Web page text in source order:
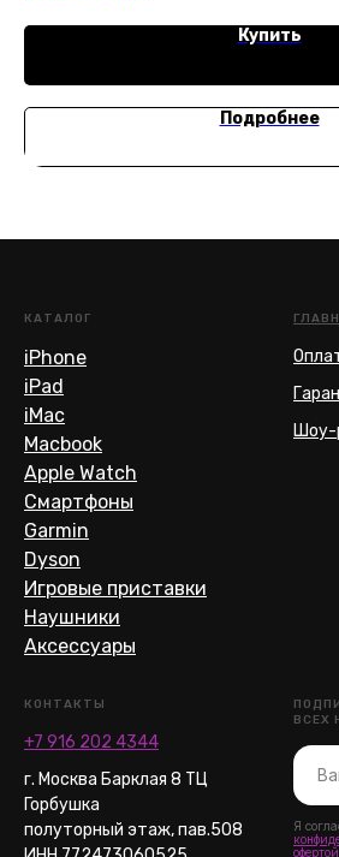
Купить
Подробнее
КАТАЛОГ
iPhone
iPad
iMac
Macbook
Apple Watch
Смартфоны
Garmin
Dyson
Игровые приставки
Наушники
Аксессуары
Шоу-
КОНТАКТЫ
+7 916 202 4344
г. Москва Барклая 8 ТЦ
Горбушка
полуторный этаж, пав.508
ВСЕХ
Я
офертой